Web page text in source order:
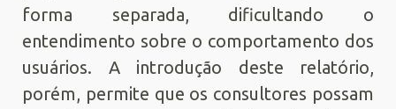
forma separada, dificultando o
entendimento sobre o comportamento dos
usuários. A introdução deste relatório,
porém, permite que os consultores possam